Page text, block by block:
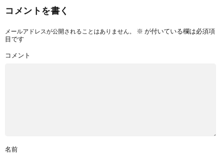
コメントを書く
メールアドレスが公開されることはありません。 ※ が付いている欄は必須項
目です
コメント
名前